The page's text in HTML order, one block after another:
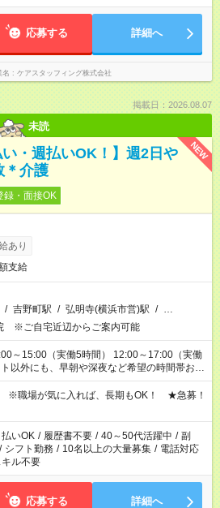
応募する 詳細へ
名 ケアスタッフィング株式会社
掲載日：2026.08.07
未読
NEW
い・週払いOK！】週2日や
＊介護
録・面接OK
あり
支給
/ 吉野町駅 / 弘明寺(横浜市営)駅 / …
※ご自宅近辺からご案内可能
～15:00（実働5時間） 12:00～17:00（実働
前に担当からヒアリングもしますので、ご安
※職場が気に入れば、長期もOK！ ★急募！
払いOK / 履歴書不要 / 40～50代活躍中 / 副
/ シフト勤務 / 10名以上の大量募集 / 電話対応
ル不要
応募する 詳細へ